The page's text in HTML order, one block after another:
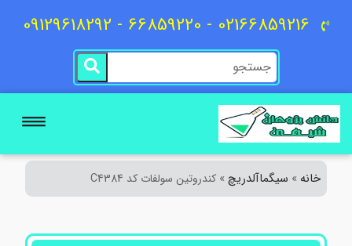
02166859216 - 66859220 - 09129618292
خانه»سیگماآلدریچ»کندروتین سولفات کد C4384